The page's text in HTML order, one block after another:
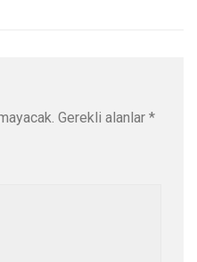
Gerekli alanlar *